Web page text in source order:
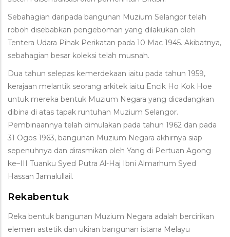
Sebahagian daripada bangunan Muzium Selangor telah
roboh disebabkan pengeboman yang dilakukan oleh
Tentera Udara Pihak Perikatan pada 10 Mac 1945. Akibatnya,
sebahagian besar koleksi telah musnah.
Dua tahun selepas kemerdekaan iaitu pada tahun 1959,
kerajaan melantik seorang arkitek iaitu Encik Ho Kok Hoe
untuk mereka bentuk Muzium Negara yang dicadangkan
dibina di atas tapak runtuhan Muzium Selangor.
Pembinaannya telah dimulakan pada tahun 1962 dan pada
31 Ogos 1963, bangunan Muzium Negara akhirnya siap
sepenuhnya dan dirasmikan oleh Yang di Pertuan Agong
ke–III Tuanku Syed Putra Al-Haj Ibni Almarhum Syed
Hassan Jamalullail.
Rekabentuk
Reka bentuk bangunan Muzium Negara adalah bercirikan
elemen astetik dan ukiran bangunan istana Melayu